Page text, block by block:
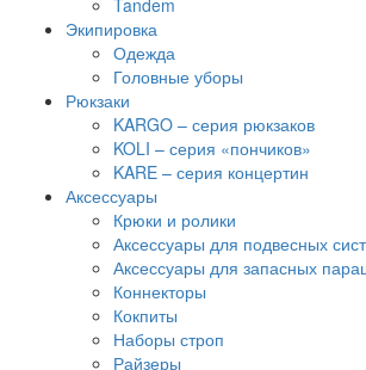
Tandem
Экипировка
Одежда
Головные уборы
Рюкзаки
KARGO – серия рюкзаков
KOLI – серия «пончиков»
KARE – серия концертин
Аксессуары
Крюки и ролики
Аксессуары для подвесных
Аксессуары для запасных
Коннекторы
Кокпиты
Наборы строп
Райзеры